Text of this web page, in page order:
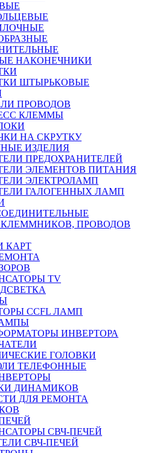
НАКОНЕЧНИКИ
ШТЫРЬКОВЫЕ
ПРОВОДОВ
КЛЕММЫ
НА СКРУТКУ
ИЗДЕЛИЯ
ПРЕДОХРАНИТЕЛЕЙ
ЭЛЕМЕНТОВ ПИТАНИЯ
ЭЛЕКТРОЛАМП
ГАЛОГЕННЫХ ЛАМП
КЛЕММНИКОВ, ПРОВОДОВ
КАРТ
TV
CCFL ЛАМП
ИНВЕРТОРА
ГОЛОВКИ
ТЕЛЕФОННЫЕ
ДИНАМИКОВ
ДЛЯ РЕМОНТА
СВЧ-ПЕЧЕЙ
СВЧ-ПЕЧЕЙ